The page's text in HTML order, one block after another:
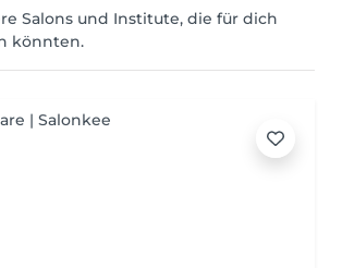
Salons und Institute, die für dich
könnten.